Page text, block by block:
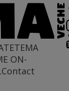
TEMA
ON-
Contact